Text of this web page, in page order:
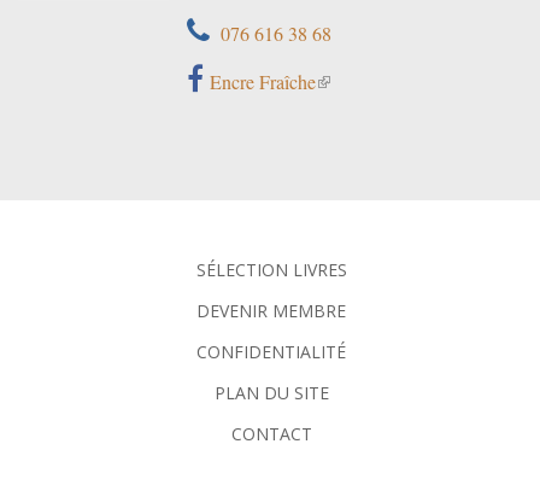
076 616 38 68
Encre Fraîche
SÉLECTION LIVRES
DEVENIR MEMBRE
CONFIDENTIALITÉ
PLAN DU SITE
CONTACT